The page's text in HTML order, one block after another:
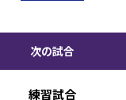
次の試合
練習試合